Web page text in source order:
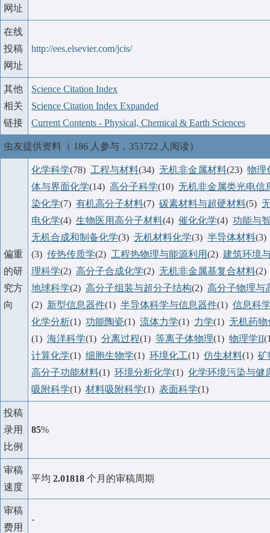
网址
在线
投稿
网址
http://ees.elsevier.com/jcis/
其他
相关
链接
Science Citation Index
Science Citation Index Expanded
Current Contents - Physical, Chemical & Earth Sciences
虫友提供资料（ 186 人参与，353722 人阅读）
偏重
的研
究方
向
化学科学(78) 工程与材料(34) 无机非金属材料(23) 物理
体与界面化学(14) 高分子科学(10) 无机非金属类光电信
染化学(7) 有机高分子材料(7) 碳素材料与超硬材料(5)
电化学(4) 生物医用高分子材料(4) 催化化学(4) 功能与
无机合成和制备化学(3) 无机材料化学(3) 半导体材料
(3) 传热传质学(2) 工程热物理与能源利用(2) 建筑环境
理科学(2) 高分子合成化学(2) 无机非金属基复合材料
地球科学(2) 高分子组装与超分子结构(2) 高分子物理与
(2) 新型信息器件(1) 半导体科学与信息器件(1) 信息科
化学分析(1) 功能陶瓷(1) 流体力学(1) 力学(1) 无机药物
(1) 海洋科学(1) 分离过程(1) 等离子体物理(1) 物理学II
计算化学(1) 细胞生物学(1) 环境化工(1) 仿生材料(1) 矿
高分子功能材料(1) 环境分析化学(1) 化学环境污染与健
吸附科学(1) 材料吸附科学(1) 表面科学(1)
投稿
录用
比例
85%
审稿
速度
平均 2.01818 个月的审稿周期
审稿
费用
-